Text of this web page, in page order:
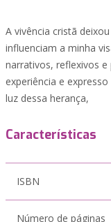
A vivência cristã
influenciam a minha
narrativos, reflexivos
experiência e
luz dessa herança,
Características
ISBN
Número de páginas